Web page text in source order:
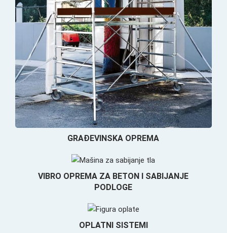
GRAĐEVINSKA OPREMA
VIBRO OPREMA ZA BETON I SABIJANJE
PODLOGE
OPLATNI SISTEMI